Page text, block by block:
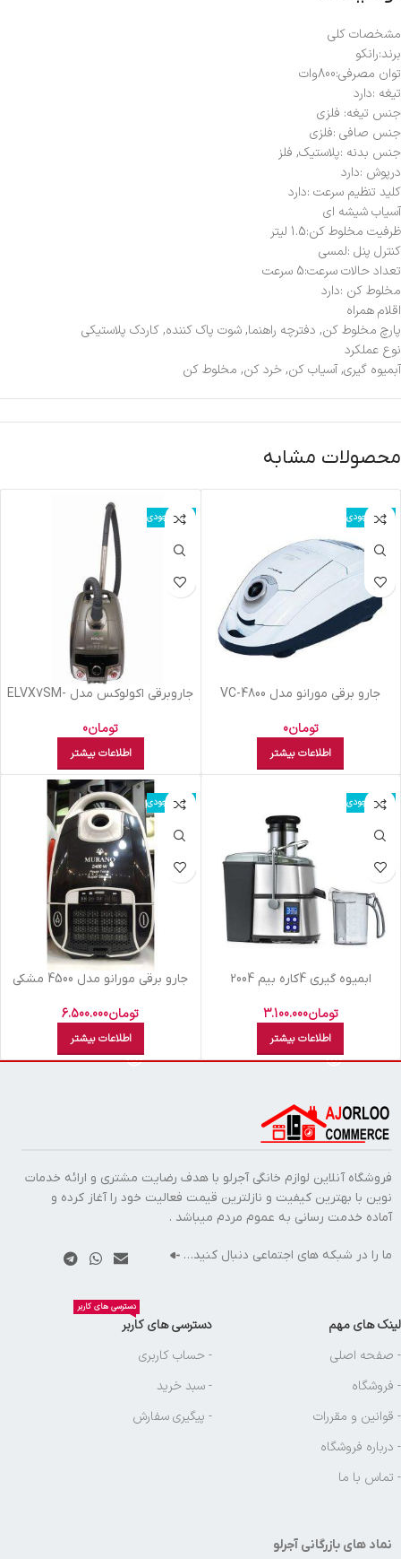
مشخصات کلی
برند:رانکو
توان مصرفی:800وات
تیغه :دارد
جنس تیغه: فلزی
جنس صافی :فلزی
جنس بدنه :پلاستیک, فلز
درپوش :دارد
کلید تنظیم سرعت :دارد
آسیاب شیشه ای
ظرفیت مخلوط کن:1.5 لیتر
کنترل پنل :لمسی
تعداد حالات سرعت:5 سرعت
مخلوط کن :دارد
اقلام همراه
پارچ مخلوط کن, دفترچه راهنما, شوت پاک کننده, کاردک پلاستیکی
نوع عملکرد
آبمیوه گیری, آسیاب کن, خرد کن, مخلوط کن
محصولات مشابه
اتمام موجودی
جارو برقی مورانو مدل VC-4800
تومان0
اطلاعات بیشتر
اتمام موجودی
جاروبرقی اکولوکس مدل ELVX7SM-
تومان0
اطلاعات بیشتر
اتمام موجودی
ابميوه گيري 4کاره بيم 2004
تومان3.100.000
اطلاعات بیشتر
اتمام موجودی
جارو برقی مورانو مدل 4500 مشکی
تومان6.500.000
اطلاعات بیشتر
فروشگاه آنلاین لوازم خانگی آجرلو با هدف رضایت مشتری و ارائه خدمات
نوین با بهترین کیفیت و نازلترین قیمت فعالیت خود را آغاز کرده و
آماده خدمت رسانی به عموم مردم میباشد .
ما را در شبکه های اجتماعی دنبال کنید…
لینک های مهم
- صفحه اصلی
- فروشگاه
- قوانین و مقررات
- درباره فروشگاه
- تماس با ما
دسترسی های کاربر
دسترسی های کاربر
- حساب کاربری
- سبد خرید
- پیگیری سفارش
نماد های بازرگانی آجرلو